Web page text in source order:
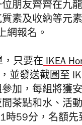
朋友齊齊在九
素及收納等元
網報名。
，只要在 IKEA
並發送截圖至
加，每組將獲
茶點和水、活
59分，名額先